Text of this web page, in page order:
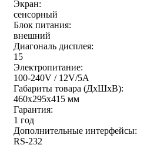
Экран:
сенсорный
Блок питания:
внешний
Диагональ дисплея:
15
Электропитание:
100-240V / 12V/5A
Габариты товара (ДxШxВ):
460x295x415 мм
Гарантия:
1 год
Дополнительные интерфейсы:
RS-232